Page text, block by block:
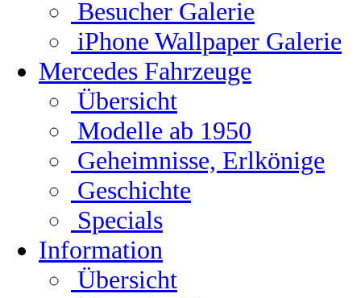
Besucher Galerie
iPhone Wallpaper Galerie
Mercedes Fahrzeuge
Übersicht
Modelle ab 1950
Geheimnisse, Erlkönige
Geschichte
Specials
Information
Übersicht